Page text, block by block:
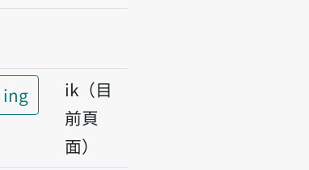
ing
ik（目
前頁
面）